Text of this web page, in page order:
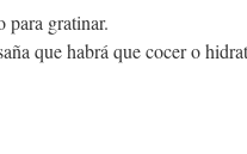
para gratinar.
que habrá que cocer o